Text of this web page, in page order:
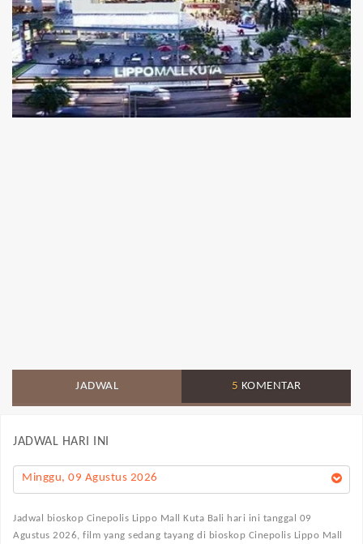
JADWAL 5 KOMENTAR
JADWAL HARI INI
Minggu, 09 Agustus 2026
Jadwal bioskop Cinepolis Lippo Mall Kuta Bali hari ini tanggal 09
Agustus 2026, film yang sedang tayang di bioskop Cinepolis Lippo Mall